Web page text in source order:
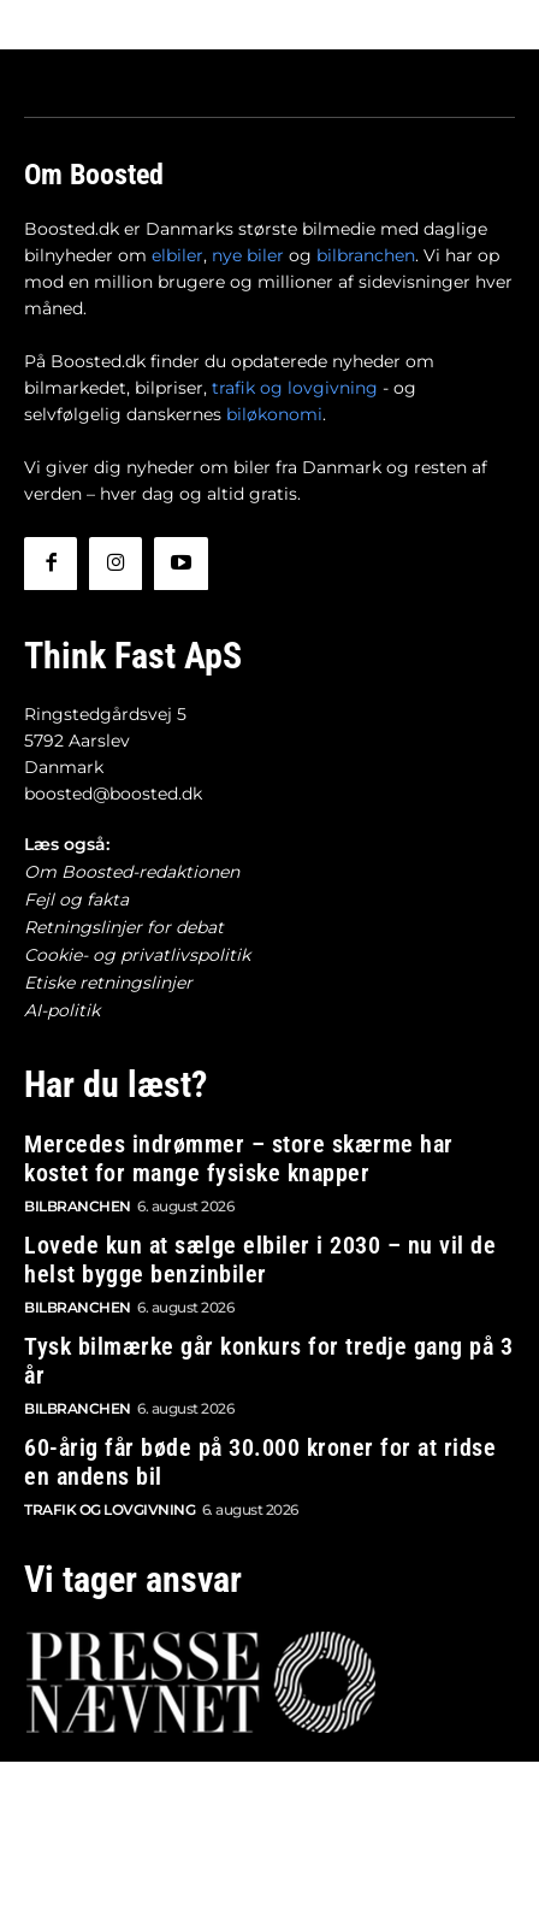
Om Boosted
Boosted.dk er Danmarks største bilmedie med daglige
bilnyheder om elbiler, nye biler og bilbranchen. Vi har op
mod en million brugere og millioner af sidevisninger hver
måned.
På Boosted.dk finder du opdaterede nyheder om
bilmarkedet, bilpriser, trafik og lovgivning - og
selvfølgelig danskernes biløkonomi.
Vi giver dig nyheder om biler fra Danmark og resten af
verden – hver dag og altid gratis.
Think Fast ApS
Ringstedgårdsvej 5
5792 Aarslev
Danmark
boosted@boosted.dk
Læs også:
Om Boosted-redaktionen
Fejl og fakta
Retningslinjer for debat
Cookie- og privatlivspolitik
Etiske retningslinjer
AI-politik
Har du læst?
Mercedes indrømmer – store skærme har
kostet for mange fysiske knapper
BILBRANCHEN 6. august 2026
Lovede kun at sælge elbiler i 2030 – nu vil de
helst bygge benzinbiler
BILBRANCHEN 6. august 2026
Tysk bilmærke går konkurs for tredje gang på 3
år
BILBRANCHEN 6. august 2026
60-årig får bøde på 30.000 kroner for at ridse
en andens bil
TRAFIK OG LOVGIVNING 6. august 2026
Vi tager ansvar